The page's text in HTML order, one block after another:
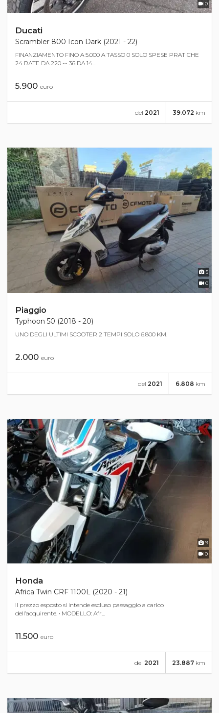
0
Ducati
Scrambler 800 Icon Dark (2021 - 22)
FINANZIAMENTO FINO A 5.000 A TASSO 0 SOLO SPESE PRATICHE
24 RATE DA 220 -- 36 DA 14...
5.900 euro
39.072 km
del 2021
5
0
Piaggio
Typhoon 50 (2018 - 20)
UNO DEGLI ULTIMI SCOOTER 2 TEMPI SOLO 6.800 KM.
2.000 euro
6.808 km
del 2021
9
0
Honda
Africa Twin CRF 1100L (2020 - 21)
Il prezzo esposto si intende escluso passaggio a carico
dell’acquirente. • MODELLO: Afr...
11.500 euro
23.887 km
del 2021